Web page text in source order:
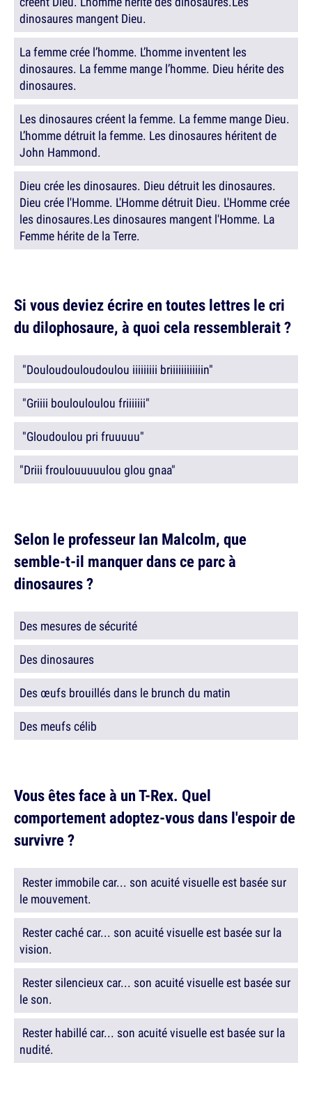
dinosaures mangent Dieu.
La femme crée l’homme. L’homme inventent les
dinosaures. La femme mange l’homme. Dieu hérite des
dinosaures.
Les dinosaures créent la femme. La femme mange Dieu.
L’homme détruit la femme. Les dinosaures héritent de
John Hammond.
Dieu crée les dinosaures. Dieu détruit les dinosaures.
Dieu crée l'Homme. L'Homme détruit Dieu. L'Homme crée
les dinosaures.Les dinosaures mangent l'Homme. La
Femme hérite de la Terre.
Si vous deviez écrire en toutes lettres le cri
du dilophosaure, à quoi cela ressemblerait ?
"Douloudouloudoulou iiiiiiiii briiiiiiiiiiiin"
"Griiii boulouloulou friiiiiii"
"Gloudoulou pri fruuuuu"
"Driii froulouuuuulou glou gnaa"
Selon le professeur Ian Malcolm, que
semble-t-il manquer dans ce parc à
dinosaures ?
Des mesures de sécurité
Des dinosaures
Des œufs brouillés dans le brunch du matin
Des meufs célib
Vous êtes face à un T-Rex. Quel
comportement adoptez-vous dans l'espoir de
survivre ?
Rester immobile car... son acuité visuelle est basée sur
le mouvement.
Rester caché car... son acuité visuelle est basée sur la
vision.
Rester silencieux car... son acuité visuelle est basée sur
le son.
Rester habillé car... son acuité visuelle est basée sur la
nudité.